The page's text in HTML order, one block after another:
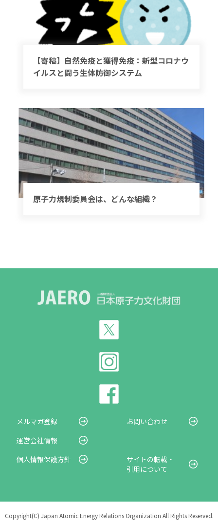
【寄稿】自然免疫と獲得免疫：新型コロナウ
イルスと闘う生体防御システム
原子力規制委員会は、どんな組織？
メルマガ登録
お問い合わせ
運営会社情報
個人情報保護方針
サイトの転載・
引用について
Copyright(C) Japan Atomic Energy Relations Organization All Rights Reserved.